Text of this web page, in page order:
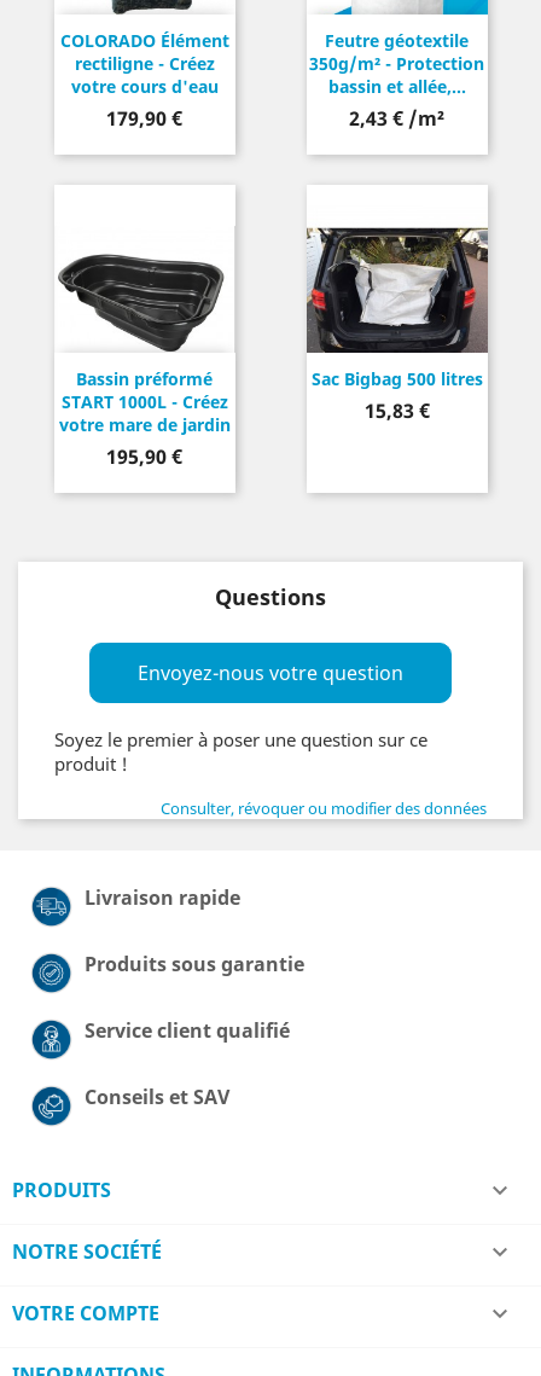
COLORADO Élément
rectiligne - Créez
votre cours d'eau
Prix
179,90 €
Feutre géotextile
350g/m² - Protection
bassin et allée,...
2,43 € /m²
Bassin préformé
START 1000L - Créez
votre mare de jardin
Prix
195,90 €
Sac Bigbag 500 litres
Prix
15,83 €
Questions
Envoyez-nous votre question
Soyez le premier à poser une question sur ce
produit !
Consulter, révoquer ou modifier des données
Livraison rapide
Produits sous garantie
Service client qualifié
Conseils et SAV
PRODUITS 
NOTRE SOCIÉTÉ 
VOTRE COMPTE 